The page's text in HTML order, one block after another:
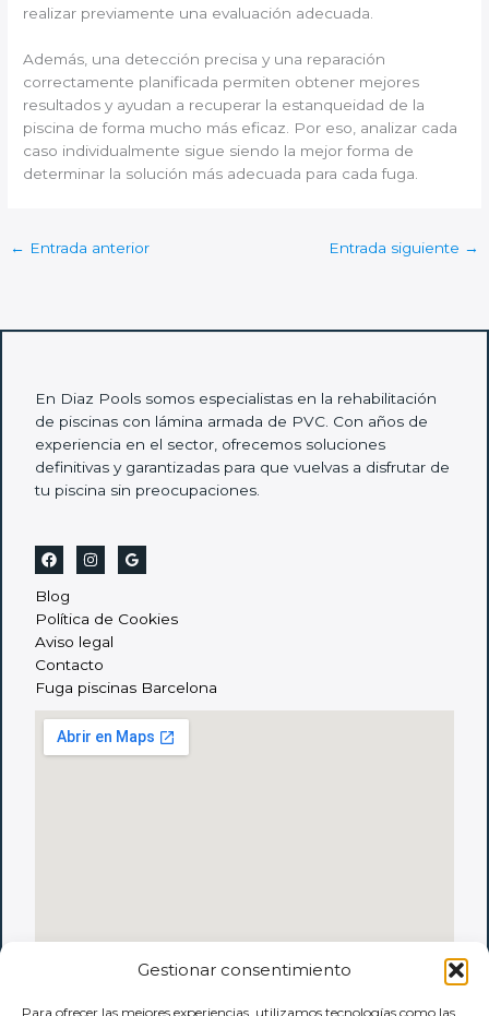
Gestionar consentimiento
Para ofrecer las mejores experiencias, utilizamos tecnologías como las
realizar previamente una evaluación adecuada.
Además, una detección precisa y una reparación
correctamente planificada permiten obtener mejores
resultados y ayudan a recuperar la estanqueidad de la
piscina de forma mucho más eficaz. Por eso, analizar cada
caso individualmente sigue siendo la mejor forma de
determinar la solución más adecuada para cada fuga.
← Entrada anterior Entrada siguiente →
En Diaz Pools somos especialistas en la rehabilitación
de piscinas con lámina armada de PVC. Con años de
experiencia en el sector, ofrecemos soluciones
definitivas y garantizadas para que vuelvas a disfrutar de
tu piscina sin preocupaciones.
Blog
Política de Cookies
Aviso legal
Contacto
Fuga piscinas Barcelona